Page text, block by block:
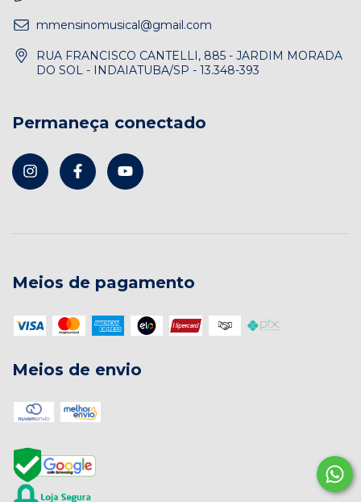
mmensinomusical@gmail.com
RUA FRANCISCO CANTELLI, 885 - JARDIM MORADA
DO SOL - INDAIATUBA/SP - 13.348-393
Permaneça conectado
Meios de pagamento
Meios de envio